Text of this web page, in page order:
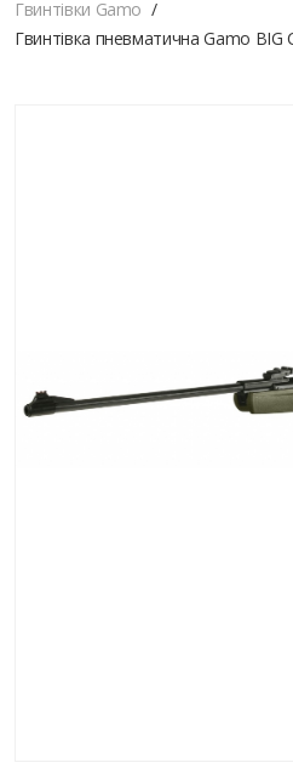
Гвинтівки Gamo
Гвинтівка пневматична Gamo BIG